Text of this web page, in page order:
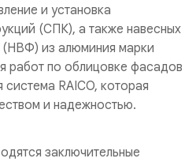
и установка
(СПК), а также навесных
из алюминия марки
работ по облицовке фасадов
RAICO, которая
и надежностью.
заключительные